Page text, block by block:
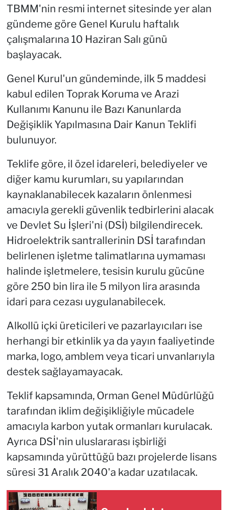
TBMM'nin resmi internet sitesinde yer alan
gündeme göre Genel Kurulu haftalık
çalışmalarına 10 Haziran Salı günü
başlayacak.
Genel Kurul'un gündeminde, ilk 5 maddesi
kabul edilen Toprak Koruma ve Arazi
Kullanımı Kanunu ile Bazı Kanunlarda
Değişiklik Yapılmasına Dair Kanun Teklifi
bulunuyor.
Teklife göre, il özel idareleri, belediyeler ve
diğer kamu kurumları, su yapılarından
kaynaklanabilecek kazaların önlenmesi
amacıyla gerekli güvenlik tedbirlerini alacak
ve Devlet Su İşleri'ni (DSİ) bilgilendirecek.
Hidroelektrik santrallerinin DSİ tarafından
belirlenen işletme talimatlarına uymaması
halinde işletmelere, tesisin kurulu gücüne
göre 250 bin lira ile 5 milyon lira arasında
idari para cezası uygulanabilecek.
Alkollü içki üreticileri ve pazarlayıcıları ise
herhangi bir etkinlik ya da yayın faaliyetinde
marka, logo, amblem veya ticari unvanlarıyla
destek sağlayamayacak.
Teklif kapsamında, Orman Genel Müdürlüğü
tarafından iklim değişikliğiyle mücadele
amacıyla karbon yutak ormanları kurulacak.
Ayrıca DSİ'nin uluslararası işbirliği
kapsamında yürüttüğü bazı projelerde lisans
süresi 31 Aralık 2040'a kadar uzatılacak.